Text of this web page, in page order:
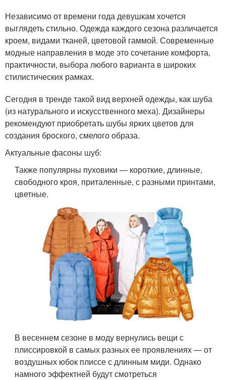
Независимо от времени года девушкам хочется
выглядеть стильно. Одежда каждого сезона различается
кроем, видами тканей, цветовой гаммой. Современные
модные направления в моде это сочетание комфорта,
практичности, выбора любого варианта в широких
стилистических рамках.
Сегодня в тренде такой вид верхней одежды, как шуба
(из натурального и искусственного меха). Дизайнеры
рекомендуют приобретать шубы ярких цветов для
создания броского, смелого образа.
Актуальные фасоны шуб:
Также популярны пуховики — короткие, длинные,
свободного кроя, приталенные, с разными принтами,
цветные.
В весеннем сезоне в моду вернулись вещи с
плиссировкой в самых разных ее проявлениях — от
воздушных юбок плиссе с длинным миди. Однако
намного эффектней будут смотреться